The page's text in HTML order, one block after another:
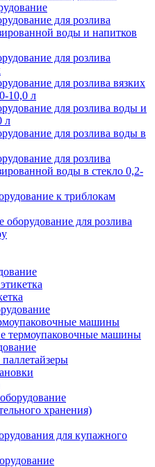
для розлива
воды и напитков
для розлива
для розлива вязких
10,0 л
для розлива воды и
л
для розлива воды в
для розлива
воды в стекло 0,2-
к триблокам
оборудование для розлива
машины
термоупаковочные машины
хранения)
для купажного